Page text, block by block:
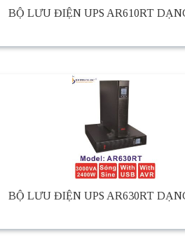
BỘ LƯU ĐIỆN UPS AR610RT
BỘ LƯU ĐIỆN UPS AR630RT